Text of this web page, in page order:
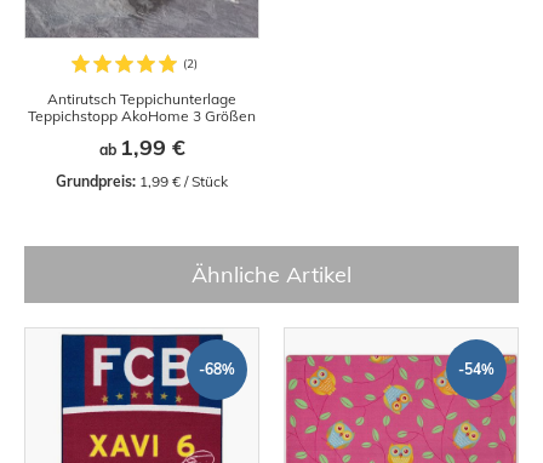
Antirutsch Teppichunterlage
Teppichstopp AkoHome 3 Größen
ab 1,99 €
Grundpreis: 1,99 € / Stück
Ähnliche Artikel
-68% -54%